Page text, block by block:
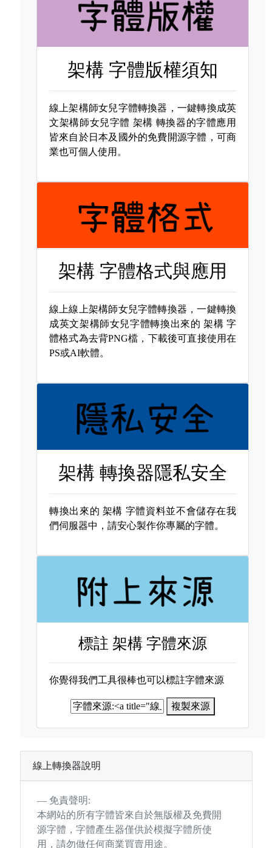
架構 字體版權須知
線上架構師女兒字體轉換器，一鍵轉換成英
文架構師女兒字體 架構 轉換器的字體應用
皆來自於日本及國外的免費開源字體，可商
業也可個人使用。
架構 字體格式與應用
線上線上架構師女兒字體轉換器，一鍵轉換
成英文架構師女兒字體轉換出來的架構 字
體格式為去背PNG檔，下載後可直接使用在
PS或AI軟體。
架構 轉換器隱私安全
轉換出來的 架構 字體資料並不會儲存在我
們伺服器中，請安心製作你專屬的字體。
標註 架構 字體來源
你覺得我們工具很棒也可以標註字體來源
複製來源
線上轉換器說明
免責聲明:
本網站的所有字體皆來自於無版權及免費開
源字體，字體產生器僅供於模擬字體所使
用，請勿做任何商業買賣用途。